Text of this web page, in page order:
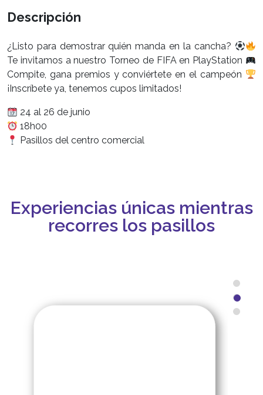
Descripción
¿Listo para demostrar quién manda en la cancha?
Te invitamos a nuestro Torneo de FIFA en PlayStation
Compite, gana premios y conviértete en el campeón
¡Inscríbete ya, tenemos cupos limitados!
24 al 26 de junio
18h00
Pasillos del centro comercial
Experiencias únicas mientras
recorres los pasillos